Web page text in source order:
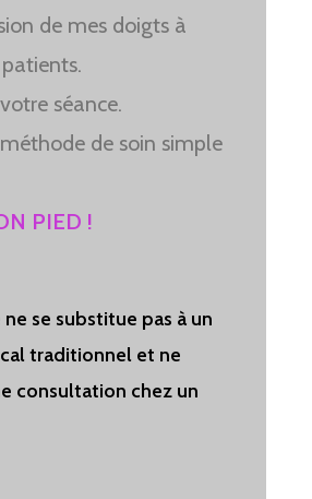
de mes doigts à
séance.
de soin simple
PIED !
se substitue pas à un
traditionnel et ne
consultation chez un